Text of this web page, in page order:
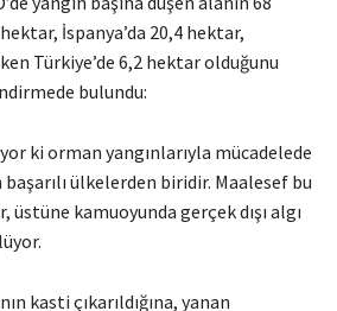
İspanya’da 20,4 hektar,
Türkiye’de 6,2 hektar olduğunu
bulundu:
ki orman yangınlarıyla mücadelede
ülkelerden biridir. Maalesef bu
kamuoyunda gerçek dışı algı
kasti çıkarıldığına, yanan